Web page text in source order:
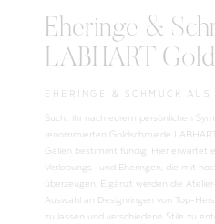
Eheringe &
LABHART
EHERINGE & SCHMUCK AUS
Sucht ihr nach eurem persönlichen
renommierten Goldschmiede
Gallen bestimmt fündig. Hier erwartet
Verlobungs- und Eheringen, die mit
überzeugen. Ergänzt werden die
Auswahl an Designringen von Top-
zu lassen und verschiedene Stile zu